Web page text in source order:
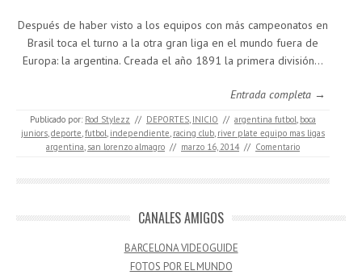
Después de haber visto a los equipos con más campeonatos en
Brasil toca el turno a la otra gran liga en el mundo fuera de
Europa: la argentina. Creada el año 1891 la primera división…
Entrada completa →
Publicado por: Rod Stylezz // DEPORTES, INICIO // argentina futbol, boca
juniors,deporte,futbol, independiente, racing club, river plate equipo mas ligas
argentina, san lorenzo almagro // marzo 16, 2014 // Comentario
CANALES AMIGOS
BARCELONA VIDEOGUIDE
FOTOS POR EL MUNDO